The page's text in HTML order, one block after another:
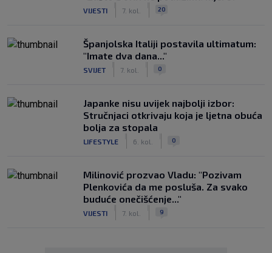
VIJESTI 7. kol. 20
Španjolska Italiji postavila ultimatum:
"Imate dva dana..."
SVIJET 7. kol. 0
Japanke nisu uvijek najbolji izbor:
Stručnjaci otkrivaju koja je ljetna obuća
bolja za stopala
LIFESTYLE 6. kol. 0
Milinović prozvao Vladu: "Pozivam
Plenkovića da me posluša. Za svako
buduće onečišćenje..."
VIJESTI 7. kol. 9